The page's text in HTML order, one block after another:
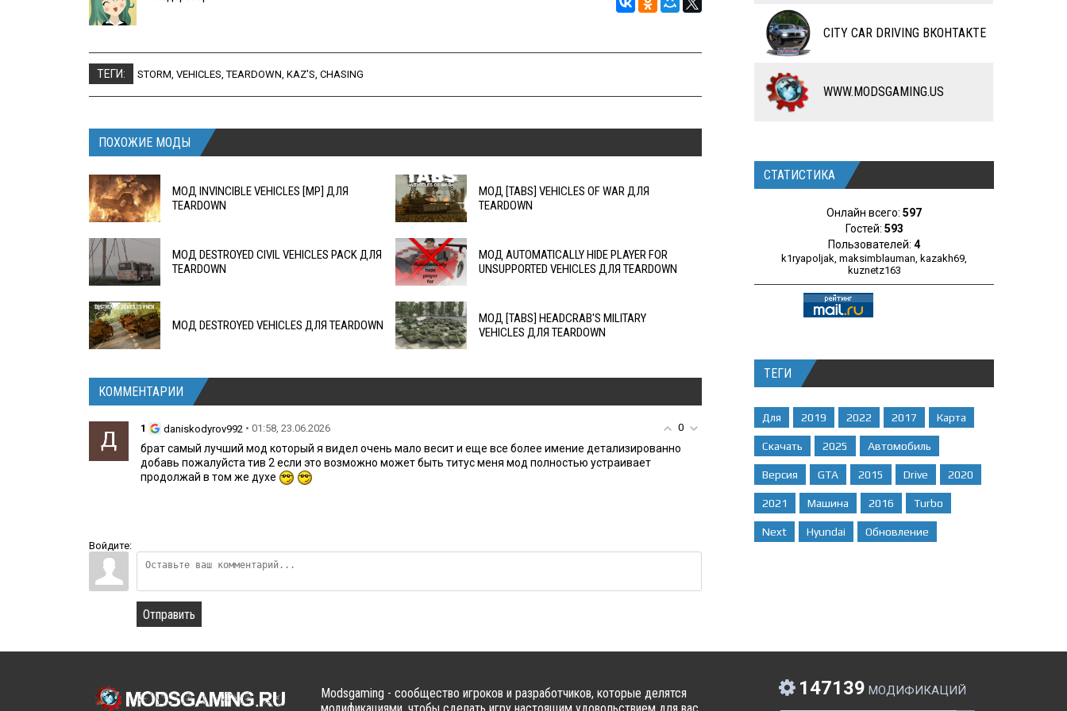
ТЕГИ: STORM, VEHICLES,TEARDOWN, KAZ'S, CHASING
ПОХОЖИЕ МОДЫ
МОД INVINCIBLE VEHICLES [MP] ДЛЯ
TEARDOWN
МОД [TABS] VEHICLES OF WAR ДЛЯ
TEARDOWN
МОД DESTROYED CIVIL VEHICLES PACK ДЛЯ
TEARDOWN
МОД AUTOMATICALLY HIDE PLAYER FOR
UNSUPPORTED VEHICLES ДЛЯ TEARDOWN
МОД DESTROYED VEHICLES ДЛЯ TEARDOWN
МОД [TABS] HEADCRAB'S MILITARY
VEHICLES ДЛЯ TEARDOWN
КОММЕНТАРИИ
0
1 daniskodyrov992 • 01:58, 23.06.2026
брат самый лучший мод который я видел очень мало весит и еще все более имение детализированно
добавь пожалуйста тив 2 если это возможно может быть титус меня мод полностью устраивает
продолжай в том же духе
Войдите:
Отправить
ЧИТЫ
ПРОГРАММЫ
РАЗНОЕ
CITY CAR DRIVING ВКОНТАКТЕ
WWW.MODSGAMING.US
СТАТИСТИКА
Онлайн всего:597
Гостей: 593
Пользователей:4
k1ryapoljak,maksimblauman, kazakh69,
kuznetz163
ТЕГИ
Для 2019 2022 2017 Карта
Скачать 2025 Автомобиль
Версия GTA 2015 Drive 2020
2021 Машина 2016 Turbo
Next Hyundai Обновление
Modsgaming - сообщество игроков и разработчиков, которые делятся
147139 МОДИФИКАЦИЙ